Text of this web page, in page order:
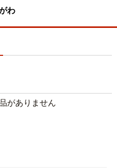
わ
がありません